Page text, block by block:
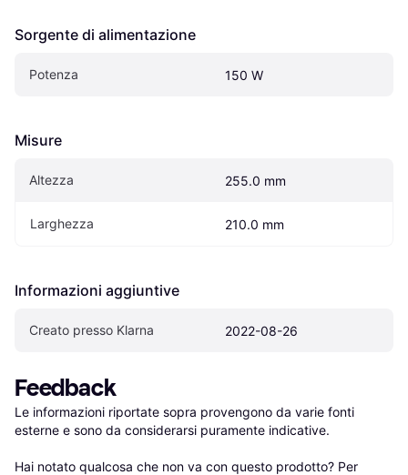
Sorgente di alimentazione
Potenza 150 W
Misure
Altezza 255.0 mm
Larghezza 210.0 mm
Informazioni aggiuntive
Creato presso Klarna 2022-08-26
Feedback
Le informazioni riportate sopra provengono da varie fonti
esterne e sono da considerarsi puramente indicative.
Hai notato qualcosa che non va con questo prodotto? Per